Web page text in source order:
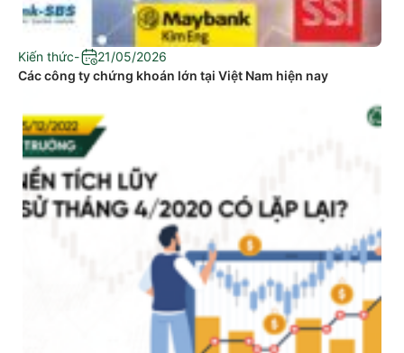
Kiến thức-
21/05/2026
Các công ty chứng khoán lớn tại Việt Nam hiện nay